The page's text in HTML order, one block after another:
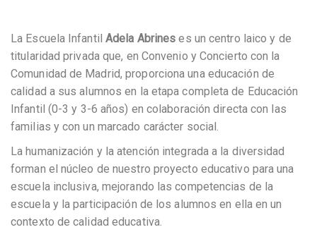
La Escuela Infantil Adela Abrines es un centro laico y de
titularidad privada que, en Convenio y Concierto con la
Comunidad de Madrid, proporciona una educación de
calidad a sus alumnos en la etapa completa de Educación
Infantil (0-3 y 3-6 años) en colaboración directa con las
familias y con un marcado carácter social.
La humanización y la atención integrada a la diversidad
forman el núcleo de nuestro proyecto educativo para una
escuela inclusiva, mejorando las competencias de la
escuela y la participación de los alumnos en ella en un
contexto de calidad educativa.